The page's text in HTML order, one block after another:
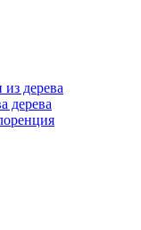
дерева
дерева